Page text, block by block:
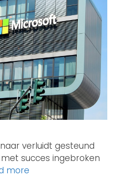
verluidt gesteund
succes ingebroken
more